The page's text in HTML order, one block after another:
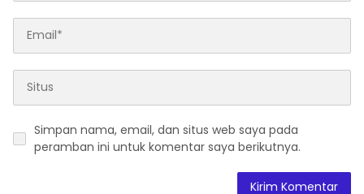
Simpan nama, email, dan situs web saya pada
peramban ini untuk komentar saya berikutnya.